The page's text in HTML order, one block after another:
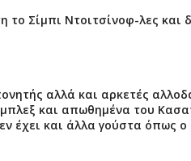
Σίμπι Ντοιτσίνοφ-λες και
αλλά και αρκετές
και απωθημένα του
έχει και άλλα γούστα όπως